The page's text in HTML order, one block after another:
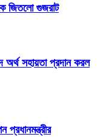
জিতলো গুজরাট
অর্থ সহায়তা প্রদান করল
প্রধানমন্ত্রীর